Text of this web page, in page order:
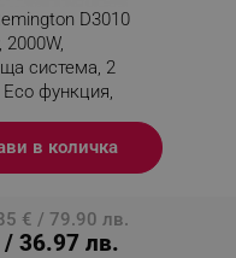
D3010
2000W,
система, 2
Eco функция,
в количка
€ / 79.90 лв.
36.97 лв.
visitors. The lifetime
visitor sessions
is a test user and can